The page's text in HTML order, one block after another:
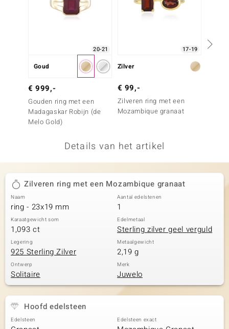
20-21
Goud
€ 999,-
Gouden ring met een
Madagaskar Robijn (de
Melo Gold)
17-19
Zilver
€ 99,-
Zilveren ring met een
Mozambique granaat
Details van het artikel
Zilveren ring met een Mozambique granaat
Naam
ring - 23x19 mm
Aantal edelstenen
1
Karaatgewicht som
1,093 ct
Edelmetaal
Sterling zilver geel verguld
Legering
925 Sterling Zilver
Metaalgewicht
2,19 g
Ontwerp
Solitaire
Merk
Juwelo
Hoofd edelsteen
Edelsteen Edelsteen exact